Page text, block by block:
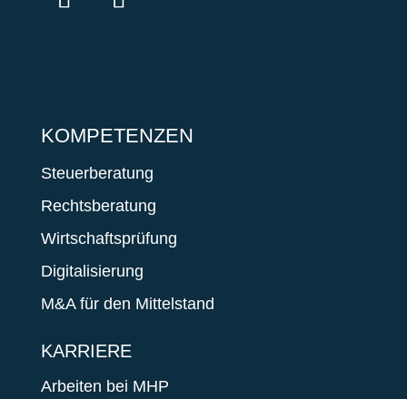
KOMPETENZEN
Steuerberatung
Rechtsberatung
Wirtschaftsprüfung
Digitalisierung
M&A für den Mittelstand
KARRIERE
Arbeiten bei MHP